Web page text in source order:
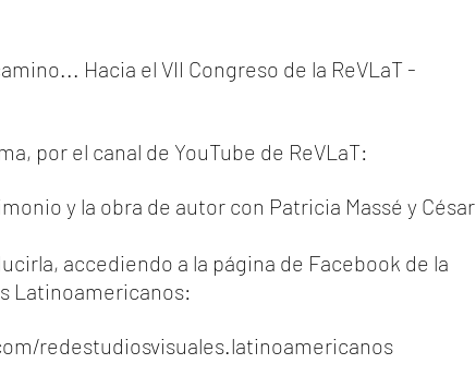
Hacia el VII Congreso de la ReVLaT -
por el canal de YouTube de ReVLaT:
y la obra de autor con Patricia Massé y César
accediendo a la página de Facebook de la
Latinoamericanos:
redestudiosvisuales.latinoamericanos